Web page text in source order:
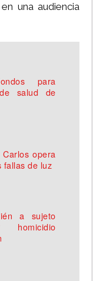
una audiencia
para
salud de
opera
fallas de luz
a sujeto
homicidio